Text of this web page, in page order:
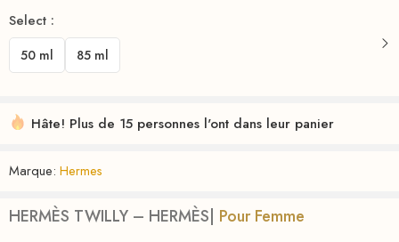
Select :
50 ml 85 ml
Hâte! Plus de 15 personnes l'ont dans leur panier
Marque: Hermes
HERMÈS TWILLY – HERMÈS| Pour Femme